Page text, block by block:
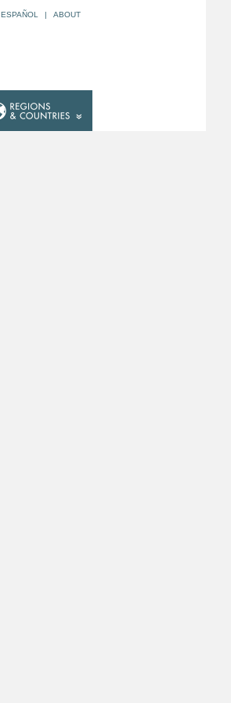
ESPAÑOL | ABOUT